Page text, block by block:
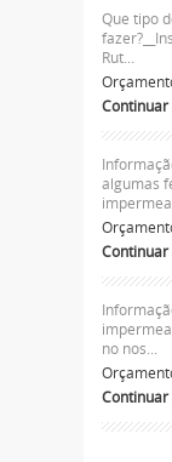
Que tipo
Rut...
Continuar
algumas
Continuar
no nos...
Continuar